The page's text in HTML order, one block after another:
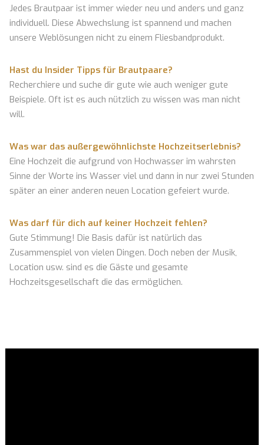
Jedes Brautpaar ist immer wieder neu und anders und ganz
individuell. Diese Abwechslung ist spannend und machen
unsere Weblösungen nicht zu einem Fliesbandprodukt.
Hast du Insider Tipps für Brautpaare?
Recherchiere und suche dir gute wie auch weniger gute
Beispiele. Oft ist es auch nützlich zu wissen was man nicht
will.
Was war das außergewöhnlichste Hochzeitserlebnis?
Eine Hochzeit die aufgrund von Hochwasser im wahrsten
Sinne der Worte ins Wasser viel und dann in nur zwei Stunden
später an einer anderen neuen Location gefeiert wurde.
Was darf für dich auf keiner Hochzeit fehlen?
Gute Stimmung! Die Basis dafür ist natürlich das
Zusammenspiel von vielen Dingen. Doch neben der Musik,
Location usw. sind es die Gäste und gesamte
Hochzeitsgesellschaft die das ermöglichen.